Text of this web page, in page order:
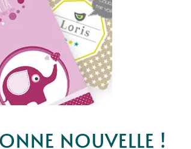
NOUVELLE !